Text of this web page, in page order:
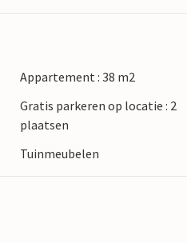
Appartement : 38 m2
Gratis parkeren op locatie : 2
plaatsen
Tuinmeubelen